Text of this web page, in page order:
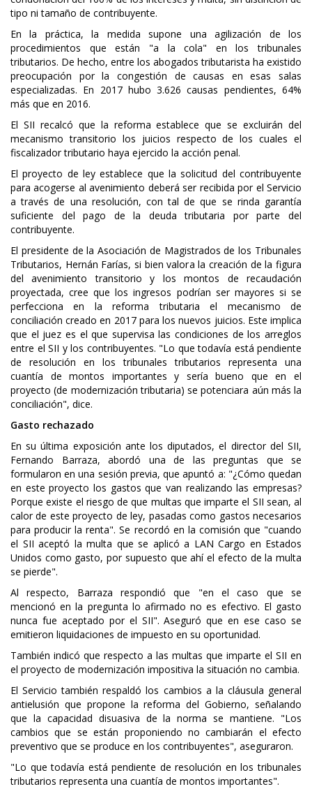
tipo ni tamaño de contribuyente.
En la práctica, la medida supone una agilización de los
procedimientos que están "a la cola" en los tribunales
tributarios. De hecho, entre los abogados tributarista ha existido
preocupación por la congestión de causas en esas salas
especializadas. En 2017 hubo 3.626 causas pendientes, 64%
más que en 2016.
El SII recalcó que la reforma establece que se excluirán del
mecanismo transitorio los juicios respecto de los cuales el
fiscalizador tributario haya ejercido la acción penal.
El proyecto de ley establece que la solicitud del contribuyente
para acogerse al avenimiento deberá ser recibida por el Servicio
a través de una resolución, con tal de que se rinda garantía
suficiente del pago de la deuda tributaria por parte del
contribuyente.
El presidente de la Asociación de Magistrados de los Tribunales
Tributarios, Hernán Farías, si bien valora la creación de la figura
del avenimiento transitorio y los montos de recaudación
proyectada, cree que los ingresos podrían ser mayores si se
perfecciona en la reforma tributaria el mecanismo de
conciliación creado en 2017 para los nuevos juicios. Este implica
que el juez es el que supervisa las condiciones de los arreglos
entre el SII y los contribuyentes. "Lo que todavía está pendiente
de resolución en los tribunales tributarios representa una
cuantía de montos importantes y sería bueno que en el
proyecto (de modernización tributaria) se potenciara aún más la
conciliación", dice.
Gasto rechazado
En su última exposición ante los diputados, el director del SII,
Fernando Barraza, abordó una de las preguntas que se
formularon en una sesión previa, que apuntó a: "¿Cómo quedan
en este proyecto los gastos que van realizando las empresas?
Porque existe el riesgo de que multas que imparte el SII sean, al
calor de este proyecto de ley, pasadas como gastos necesarios
para producir la renta". Se recordó en la comisión que "cuando
el SII aceptó la multa que se aplicó a LAN Cargo en Estados
Unidos como gasto, por supuesto que ahí el efecto de la multa
se pierde".
Al respecto, Barraza respondió que "en el caso que se
mencionó en la pregunta lo afirmado no es efectivo. El gasto
nunca fue aceptado por el SII". Aseguró que en ese caso se
emitieron liquidaciones de impuesto en su oportunidad.
También indicó que respecto a las multas que imparte el SII en
el proyecto de modernización impositiva la situación no cambia.
El Servicio también respaldó los cambios a la cláusula general
antielusión que propone la reforma del Gobierno, señalando
que la capacidad disuasiva de la norma se mantiene. "Los
cambios que se están proponiendo no cambiarán el efecto
preventivo que se produce en los contribuyentes", aseguraron.
"Lo que todavía está pendiente de resolución en los tribunales
tributarios representa una cuantía de montos importantes".